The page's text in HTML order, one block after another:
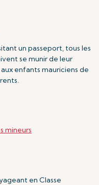
un passeport, tous les
se munir de leur
enfants mauriciens de
mineurs
en Classe